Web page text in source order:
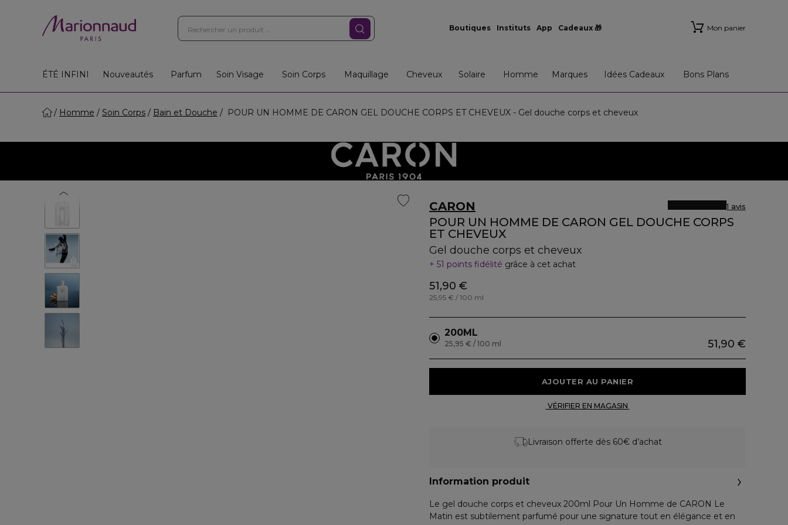
Boutiques Instituts App Cadeaux 🎁 Mon panier
ÉTÉ INFINI Nouveautés Parfum Soin Visage Soin Corps Maquillage Cheveux Solaire Homme Marques Idées Cadeaux Bons Plans
Homme Soin Corps Bain et Douche POUR UN HOMME DE CARON GEL DOUCHE CORPS ET CHEVEUX - Gel douche corps et cheveux
CARON
POUR UN HOMME DE CARON GEL DOUCHE CORPS
ET CHEVEUX
Gel douche corps et cheveux
1 avis
51 points fidélité grâce à cet achat
51,90 €
25,95 € / 100 ml
200ML
51,90 €
25,95 € / 100 ml
Livraison offerte dès 60€ d’achat
Information produit
Le gel douche corps et cheveux 200ml Pour Un Homme de CARON Le
Matin est subtilement parfumé pour une signature tout en élégance et en